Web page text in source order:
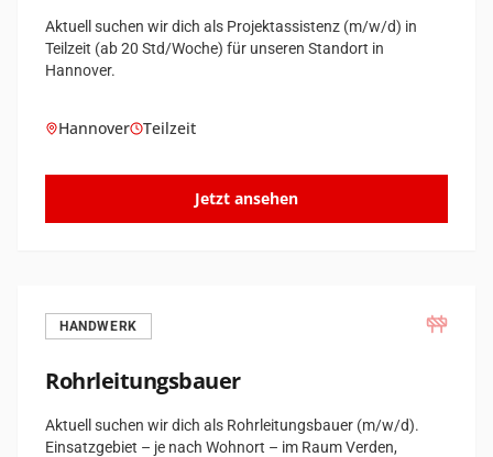
Aktuell suchen wir dich als Projektassistenz (m/w/d) in
Teilzeit (ab 20 Std/Woche) für unseren Standort in
Hannover.
Hannover Teilzeit
Jetzt ansehen
HANDWERK
Rohrleitungsbauer
Aktuell suchen wir dich als Rohrleitungsbauer (m/w/d).
Einsatzgebiet – je nach Wohnort – im Raum Verden,